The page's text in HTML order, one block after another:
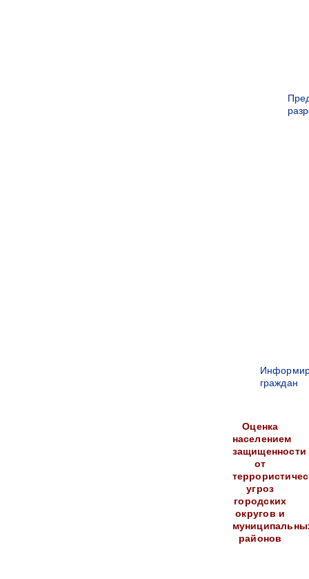
граждан
Оценка
населением
защищенности
от
угроз
городских
округов и
районов